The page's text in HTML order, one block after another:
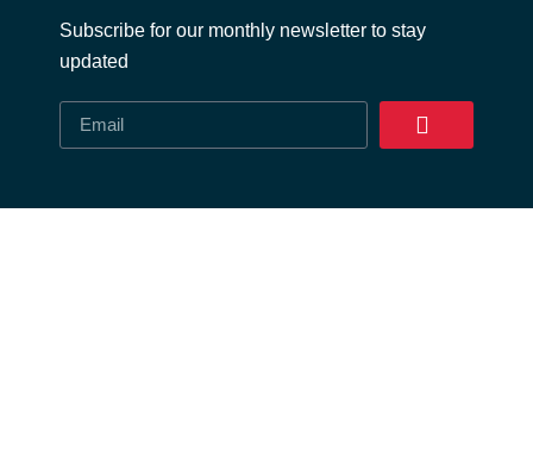
Subscribe for our monthly newsletter to stay
updated